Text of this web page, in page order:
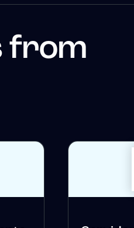
from